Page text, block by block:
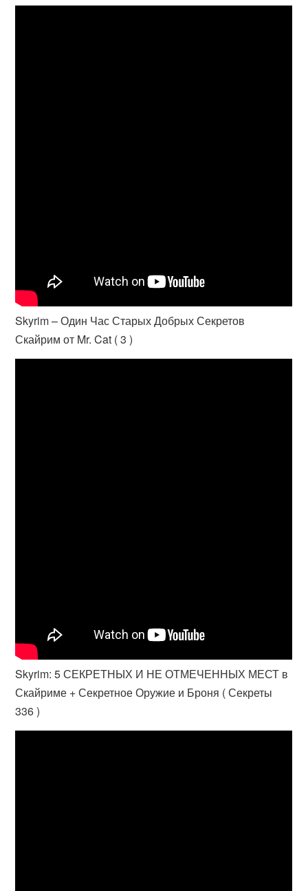
Skyrim – Один Час Старых Добрых Секретов
Скайрим от Mr. Cat ( 3 )
Skyrim: 5 СЕКРЕТНЫХ И НЕ ОТМЕЧЕННЫХ МЕСТ в
Скайриме + Секретное Оружие и Броня ( Секреты
336 )